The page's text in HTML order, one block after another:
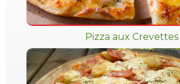
Pizza aux Crevettes